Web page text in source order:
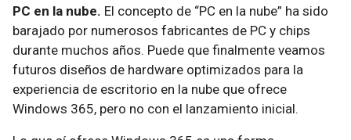
PC en la nube. El concepto de “PC en la nube” ha sido
barajado por numerosos fabricantes de PC y chips
durante muchos años. Puede que finalmente veamos
futuros diseños de hardware optimizados para la
experiencia de escritorio en la nube que ofrece
Windows 365, pero no con el lanzamiento inicial.